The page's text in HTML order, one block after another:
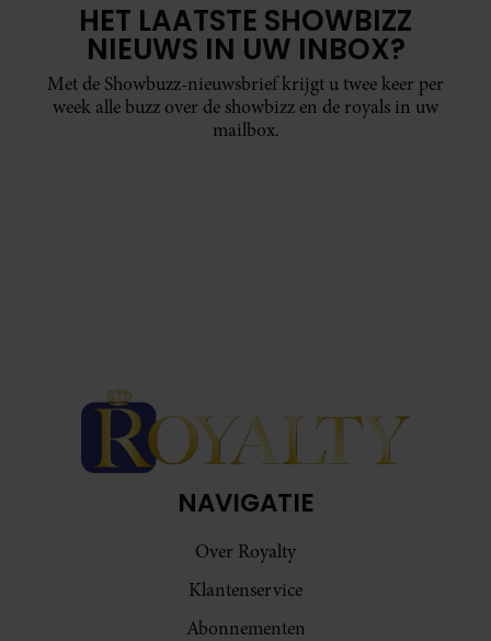
HET LAATSTE SHOWBIZZ
NIEUWS IN UW INBOX?
Met de Showbuzz-nieuwsbrief krijgt u twee keer per
week alle buzz over de showbizz en de royals in uw
mailbox.
NAVIGATIE
Over Royalty
Klantenservice
Abonnementen